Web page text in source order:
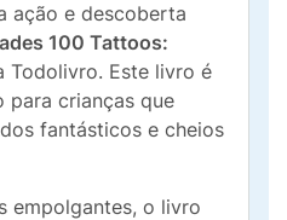
ação e descoberta
100 Tattoos:
Todolivro. Este livro é
crianças que
fantásticos e cheios
empolgantes, o livro